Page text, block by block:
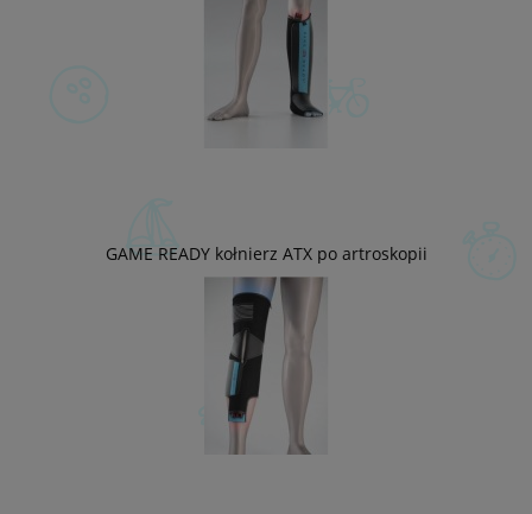
GAME READY kołnierz ATX po artroskopii